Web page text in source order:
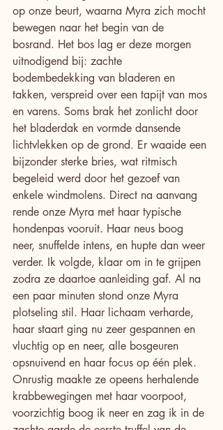
op onze beurt, waarna Myra zich mocht
bewegen naar het begin van de
bosrand. Het bos lag er deze morgen
uitnodigend bij: zachte
bodembedekking van bladeren en
takken, verspreid over een tapijt van mos
en varens. Soms brak het zonlicht door
het bladerdak en vormde dansende
lichtvlekken op de grond. Er waaide een
bijzonder sterke bries, wat ritmisch
begeleid werd door het gezoef van
enkele windmolens. Direct na aanvang
rende onze Myra met haar typische
hondenpas vooruit. Haar neus boog
neer, snuffelde intens, en hupte dan weer
verder. Ik volgde, klaar om in te grijpen
zodra ze daartoe aanleiding gaf. Al na
een paar minuten stond onze Myra
plotseling stil. Haar lichaam verharde,
haar staart ging nu zeer gespannen en
vluchtig op en neer, alle bosgeuren
opsnuivend en haar focus op één plek.
Onrustig maakte ze opeens herhalende
krabbewegingen met haar voorpoot,
voorzichtig boog ik neer en zag ik in de